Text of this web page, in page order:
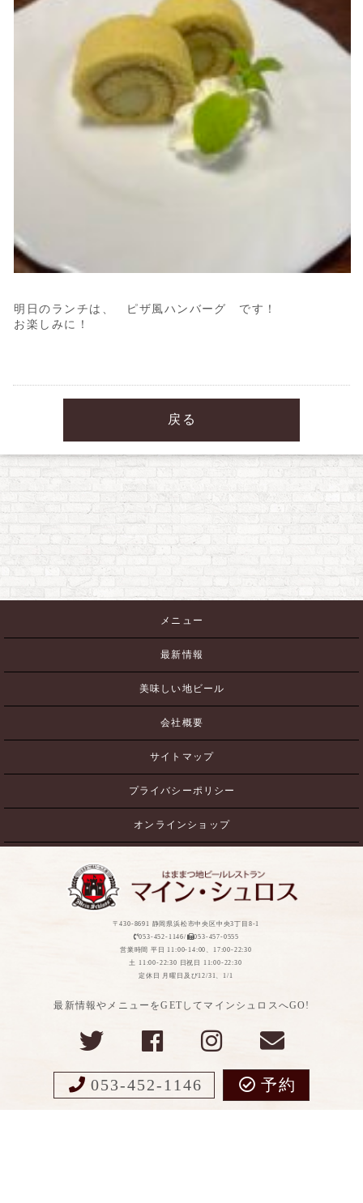
明日のランチは、 ピザ風ハンバーグ です！
お楽しみに！
戻る
メニュー
最新情報
美味しい地ビール
会社概要
サイトマップ
プライバシーポリシー
オンラインショップ
〒430-8691 静岡県浜松市中央区中央3丁目8-1
053-452-1146/
053-457-0555
営業時間 平日 11:00-14:00、17:00-22:30
土 11:00-22:30 日祝日 11:00-22:30
定休日 月曜日及び12/31、1/1
最新情報やメニューをGETしてマインシュロスへGO!
053-452-1146 予約